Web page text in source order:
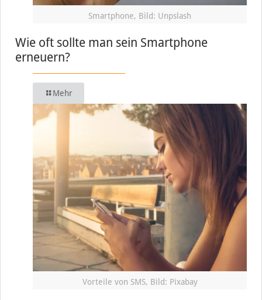
Smartphone, Bild: Unpslash
Wie oft sollte man sein Smartphone
erneuern?
Mehr
Vorteile von SMS, Bild: Pixabay